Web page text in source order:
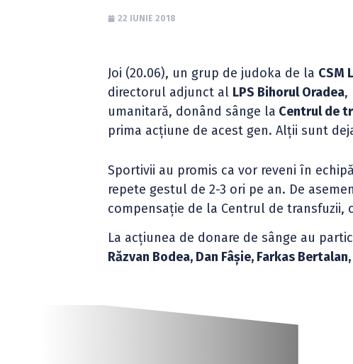
22 IUNIE 2018
Joi (20.06), un grup de judoka de la CSM
directorul adjunct al LPS Bihorul Oradea,
umanitară, donând sânge la Centrul de
prima acțiune de acest gen. Alții sunt
Sportivii au promis ca vor reveni în
repete gestul de 2-3 ori pe an. De
compensație de la Centrul de transfuzii,
La acțiunea de donare de sânge au
Răzvan Bodea, Dan Fâșie, Farkas